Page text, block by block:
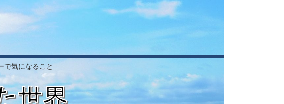
で気になること